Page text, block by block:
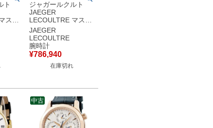
ト
スタ
ーク
ブド
イ
自動
中
ジャガールクルト
JAEGER
LECOULTRE マスタ
ー コントロール デイ
ト Q4018420
830.8.A0.S シルバー
青秒針 メンズ 腕時計
自動巻き シルバー
【中古】
JAEGER
LECOULTRE
腕時計
¥786,940
在庫切れ
中古